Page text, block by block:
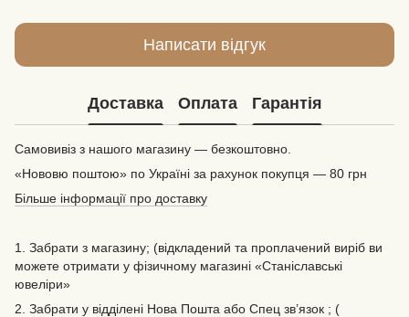
Написати відгук
Доставка Оплата Гарантія
Самовивіз з нашого магазину — безкоштовно.
«Нововю поштою» по Україні за рахунок покупця — 80 грн
Більше інформації про доставку
1. Забрати з магазину; (відкладений та проплачений виріб ви
можете отримати у фізичному магазині «Станіславські
ювеліри»
2. Забрати у відділені Нова Пошта або Спец зв’язок ; (